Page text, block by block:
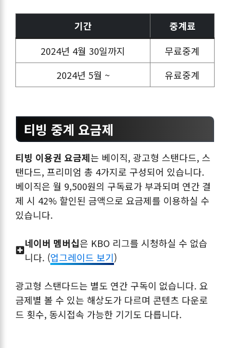
기간
중계료
2024년 4월 30일까지
무료중계
2024년 5월 ~
유료중계
티빙 중계 요금제
티빙 이용권 요금제는 베이직, 광고형 스탠다드, 스
탠다드, 프리미엄 총 4가지로 구성되어 있습니다.
베이직은 월 9,500원의 구독료가 부과되며 연간 결
제 시 42% 할인된 금액으로 요금제를 이용하실 수
있습니다.
네이버 멤버십은 KBO 리그를 시청하실 수 없습
니다. (업그레이드 보기)
광고형 스탠다드는 별도 연간 구독이 없습니다. 요
금제별 볼 수 있는 해상도가 다르며 콘텐츠 다운로
드 횟수, 동시접속 가능한 기기도 다릅니다.